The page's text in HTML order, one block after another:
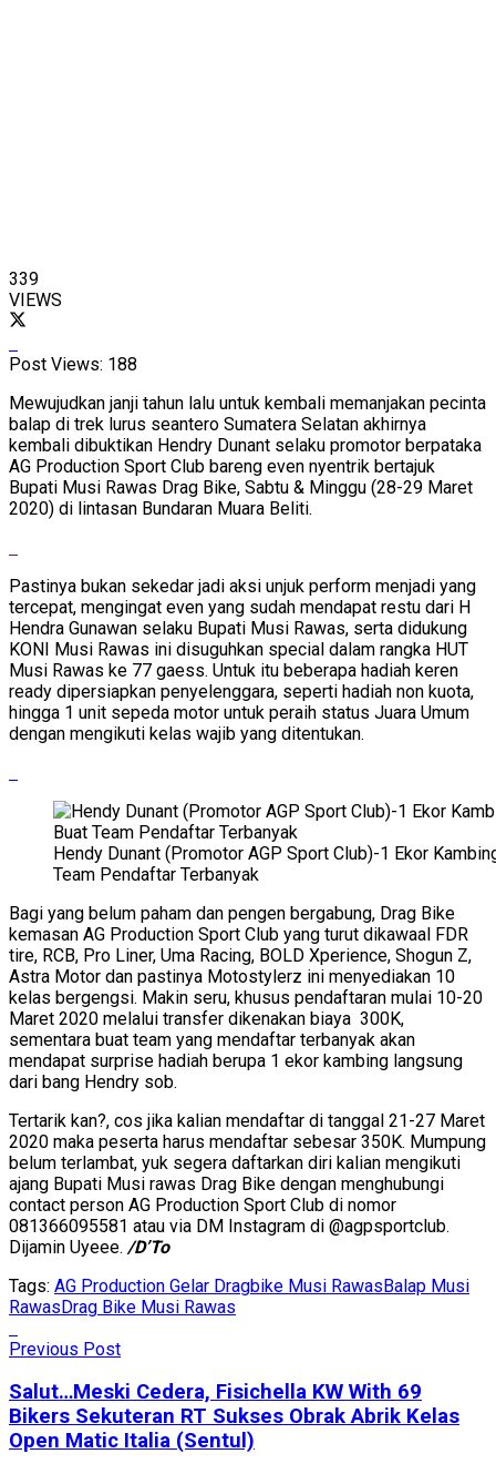
339
VIEWS
Post Views: 188
Mewujudkan janji tahun lalu untuk kembali memanjakan pecinta
balap di trek lurus seantero Sumatera Selatan akhirnya
kembali dibuktikan Hendry Dunant selaku promotor berpataka
AG Production Sport Club bareng even nyentrik bertajuk
Bupati Musi Rawas Drag Bike, Sabtu & Minggu (28-29 Maret
2020) di lintasan Bundaran Muara Beliti.
Pastinya bukan sekedar jadi aksi unjuk perform menjadi yang
tercepat, mengingat even yang sudah mendapat restu dari H
Hendra Gunawan selaku Bupati Musi Rawas, serta didukung
KONI Musi Rawas ini disuguhkan special dalam rangka HUT
Musi Rawas ke 77 gaess. Untuk itu beberapa hadiah keren
ready dipersiapkan penyelenggara, seperti hadiah non kuota,
hingga 1 unit sepeda motor untuk peraih status Juara Umum
dengan mengikuti kelas wajib yang ditentukan.
Hendy Dunant (Promotor AGP Sport Club)-1 Ekor
Team Pendaftar Terbanyak
Bagi yang belum paham dan pengen bergabung, Drag Bike
kemasan AG Production Sport Club yang turut dikawaal FDR
tire, RCB, Pro Liner, Uma Racing, BOLD Xperience, Shogun Z,
Astra Motor dan pastinya Motostylerz ini menyediakan 10
kelas bergengsi. Makin seru, khusus pendaftaran mulai 10-20
Maret 2020 melalui transfer dikenakan biaya 300K,
sementara buat team yang mendaftar terbanyak akan
mendapat surprise hadiah berupa 1 ekor kambing langsung
dari bang Hendry sob.
Tertarik kan?, cos jika kalian mendaftar di tanggal 21-27 Maret
2020 maka peserta harus mendaftar sebesar 350K. Mumpung
belum terlambat, yuk segera daftarkan diri kalian mengikuti
ajang Bupati Musi rawas Drag Bike dengan menghubungi
contact person AG Production Sport Club di nomor
081366095581 atau via DM Instagram di @agpsportclub.
Dijamin Uyeee. /D’To
Tags: AG Production Gelar Dragbike Musi RawasBalap Musi
RawasDrag Bike Musi Rawas
Previous Post
Salut…Meski Cedera, Fisichella KW With 69
Bikers Sekuteran RT Sukses Obrak Abrik Kelas
Open Matic Italia (Sentul)